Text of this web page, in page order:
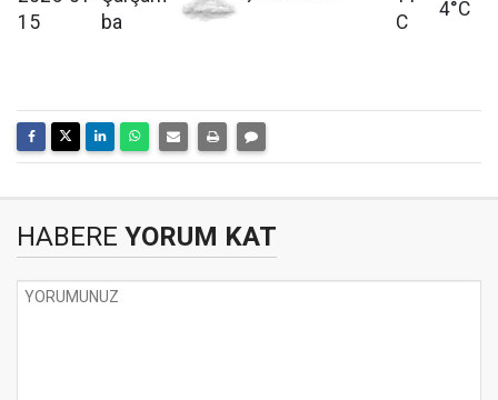
15
ba
C
4°C
HABERE YORUM KAT